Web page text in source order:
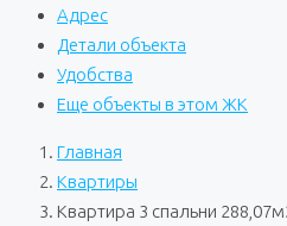
Адрес
Детали объекта
Удобства
Еще объекты в этом ЖК
Главная
Квартиры
Квартира 3 спальни